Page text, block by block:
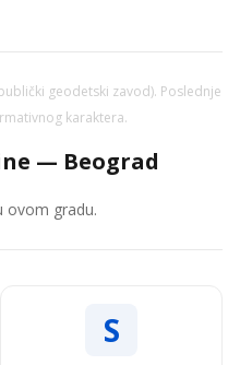
geodetski zavod). Poslednje
karaktera.
— Beograd
ovom gradu.
S